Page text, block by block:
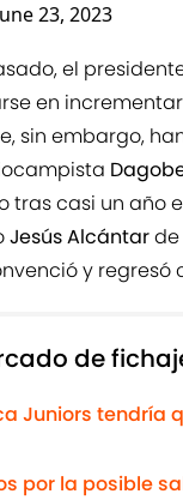
23, 2023
el
en
sin embargo,
tras casi un año
Jesús Alcántarde
y regresó
de
Juniors tendría
por la posible